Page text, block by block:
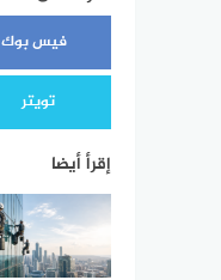
فيس بوك
تويتر
إقرأ أيضا